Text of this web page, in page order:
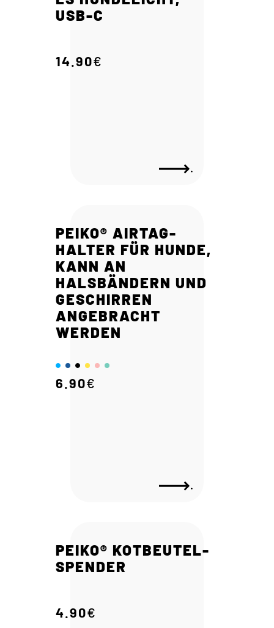
USB-C
14.90€
.
PEIKO® AIRTAG-
HALTER FÜR HUNDE,
KANN AN
HALSBÄNDERN UND
GESCHIRREN
ANGEBRACHT
WERDEN
6.90€
.
PEIKO® KOTBEUTEL-
SPENDER
4.90€